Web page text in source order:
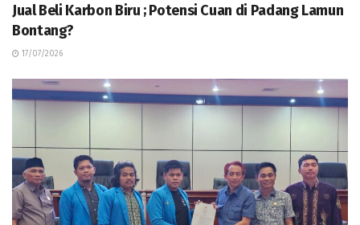
Jual Beli Karbon Biru ; Potensi Cuan di Padang Lamun
Bontang?
17/07/2026